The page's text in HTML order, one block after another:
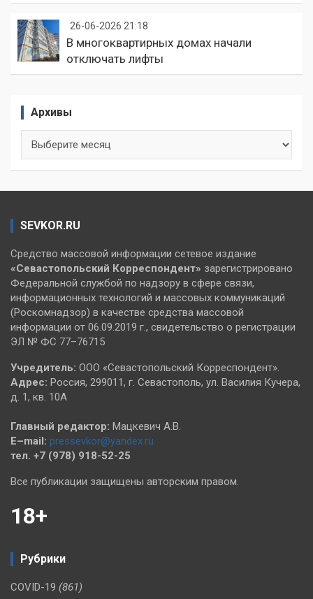
26-06-2026 21:18
В многоквартирных домах начали
отключать лифты
Архивы
SEVKOR.RU
Средство массовой информации сетевое издание
«Севастопольский Корреспондент» зарегистрировано
Федеральной службой по надзору в сфере связи,
информационных технологий и массовых коммуникаций
(Роскомнадзор) в качестве средства массовой
информации от 06.09.2019 г., свидетельство о регистрации
ЭЛ № ФС 77–76715
Учредитель: ООО «Севастопольский Корреспондент».
Адрес: Россия, 299011, г. Севастополь, ул. Василия Кучера,
д. 1, кв. 10А
Главный редактор: Мацкевич А.В.
E–mail: pressevkor@yandex.ru
тел. +7 (978) 918-52-25
Все публикации защищены авторским правом.
18+
Рубрики
COVID-19 (861)